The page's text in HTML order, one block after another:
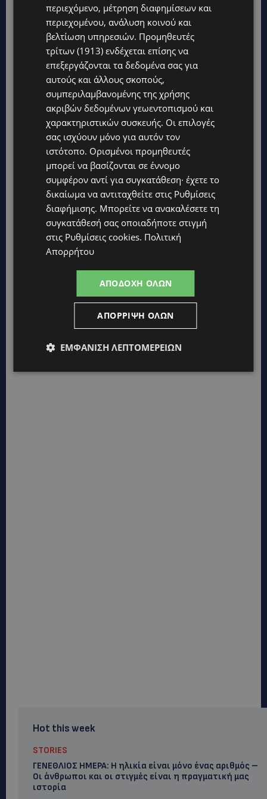
Hot this week
STORIES
ΓΕΝΕΘΛΙΟΣ ΗΜΕΡΑ: Η ηλικία είναι μόνο ένας αριθμός –
Οι άνθρωποι και οι στιγμές είναι η πραγματική μας
ιστορία
περιεχόμενο, μέτρηση διαφημίσεων και
περιεχομένου, ανάλυση κοινού και
βελτίωση υπηρεσιών. Προμηθευτές
τρίτων (1913) ενδέχεται επίσης να
επεξεργάζονται τα δεδομένα σας για
αυτούς και άλλους σκοπούς,
συμπεριλαμβανομένης της χρήσης
ακριβών δεδομένων γεωεντοπισμού και
χαρακτηριστικών συσκευής. Οι επιλογές
σας ισχύουν μόνο για αυτόν τον
ιστότοπο. Ορισμένοι προμηθευτές
μπορεί να βασίζονται σε έννομο
συμφέρον αντί για συγκατάθεση· έχετε το
δικαίωμα να αντιταχθείτε στις Ρυθμίσεις
διαφήμισης. Μπορείτε να ανακαλέσετε τη
συγκατάθεσή σας οποιαδήποτε στιγμή
στις Ρυθμίσεις cookies. Πολιτική
Απορρήτου
ΑΠΟΔΟΧΉ ΌΛΩΝ
ΑΠΌΡΡΙΨΗ ΌΛΩΝ
ΕΜΦΆΝΙΣΗ ΛΕΠΤΟΜΕΡΕΙΏΝ